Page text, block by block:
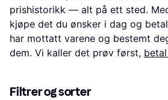
prishistorikk — alt på ett sted.
kjøpe det du ønsker i dag og
har mottatt varene og bestemt
dem. Vi kaller det prøv først,
Filtrer og sorter